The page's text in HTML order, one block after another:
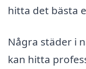
hitta det bästa
Några städer i
kan hitta